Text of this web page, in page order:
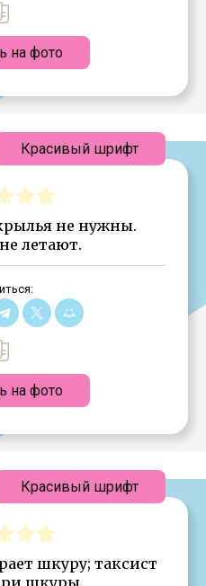
на фото
не нужны.
летают.
на фото
Красивый шрифт
шкуру; таксист
шкуры.
Красивый шрифт